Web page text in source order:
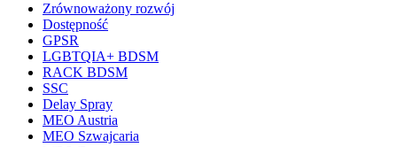
Zrównoważony rozwój
Dostępność
GPSR
LGBTQIA+ BDSM
RACK BDSM
SSC
Delay Spray
MEO Austria
MEO Szwajcaria